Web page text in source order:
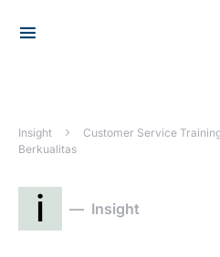
Insight
Customer Service
Berkualitas
i Insight